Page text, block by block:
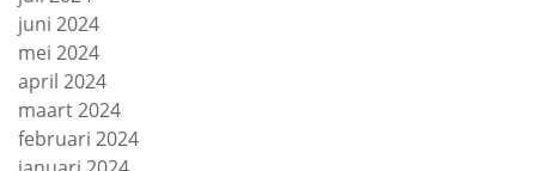
juni 2024
mei 2024
april 2024
maart 2024
februari 2024